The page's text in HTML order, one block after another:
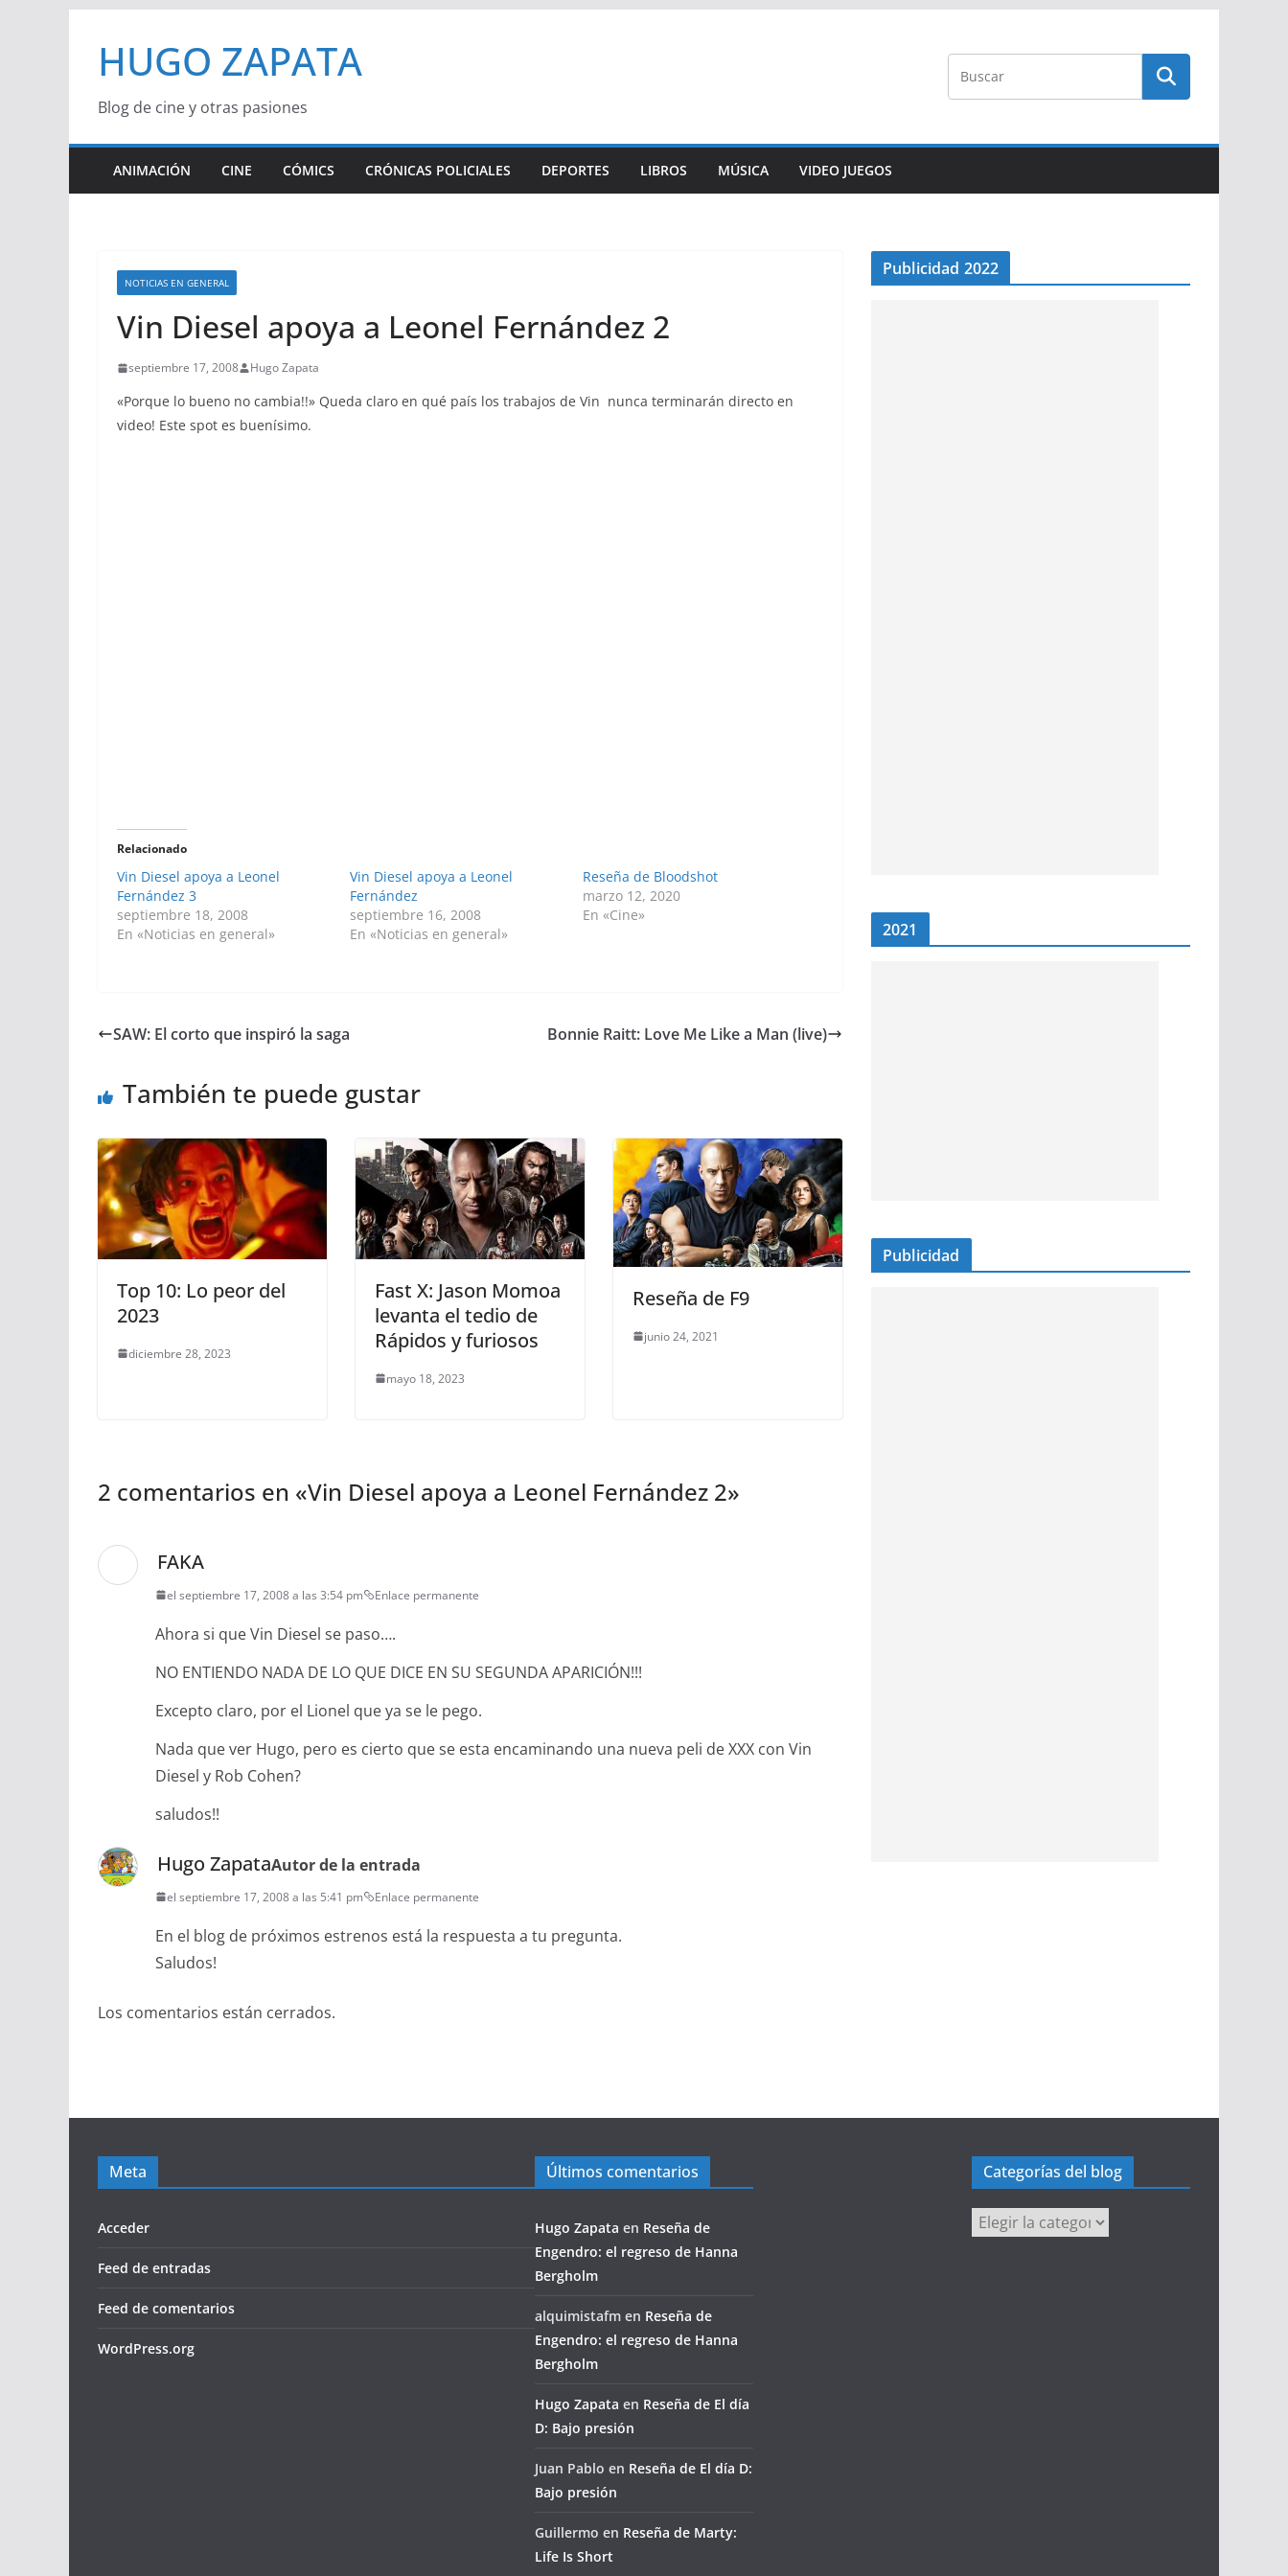
contenido
HUGO ZAPATA
Blog de cine y otras pasiones
ANIMACIÓN CINE CÓMICS CRÓNICAS POLICIALES DEPORTES LIBROS MÚSICA VIDEO JUEGOS
NOTICIAS EN GENERAL
Vin Diesel apoya a Leonel Fernández 2
septiembre 17, 2008 Hugo Zapata
«Porque lo bueno no cambia!!» Queda claro en qué país los trabajos de Vin nunca terminarán directo en
video! Este spot es buenísimo.
Relacionado
Vin Diesel apoya a Leonel
Fernández 3
septiembre 18, 2008
En «Noticias en general»
Vin Diesel apoya a Leonel
Fernández
septiembre 16, 2008
En «Noticias en general»
Reseña de Bloodshot
marzo 12, 2020
En «Cine»
SAW: El corto que inspiró la saga Bonnie Raitt: Love Me Like a Man (live)
También te puede gustar
Top 10: Lo peor del
2023
diciembre 28, 2023
Fast X: Jason Momoa
levanta el tedio de
Rápidos y furiosos
mayo 18, 2023
Reseña de F9
junio 24, 2021
2 comentarios en «Vin Diesel apoya a Leonel Fernández 2»
FAKA
el septiembre 17, 2008 a las 3:54 pm Enlace permanente
Ahora si que Vin Diesel se paso….
NO ENTIENDO NADA DE LO QUE DICE EN SU SEGUNDA APARICIÓN!!!
Excepto claro, por el Lionel que ya se le pego.
Nada que ver Hugo, pero es cierto que se esta encaminando una nueva peli de XXX con Vin
Diesel y Rob Cohen?
saludos!!
Hugo ZapataAutor de la entrada
el septiembre 17, 2008 a las 5:41 pm Enlace permanente
En el blog de próximos estrenos está la respuesta a tu pregunta.
Saludos!
Los comentarios están cerrados.
Publicidad 2022
2021
Publicidad
Meta
Acceder
Feed de entradas
Feed de comentarios
WordPress.org
Últimos comentarios
Hugo Zapata en Reseña de
Engendro: el regreso de Hanna
Bergholm
alquimistafm en Reseña de
Engendro: el regreso de Hanna
Bergholm
Hugo Zapata en Reseña de El día
D: Bajo presión
Juan Pablo en Reseña de El día D:
Bajo presión
Guillermo en Reseña de Marty:
Life Is Short
Categorías del blog
Categorías
del